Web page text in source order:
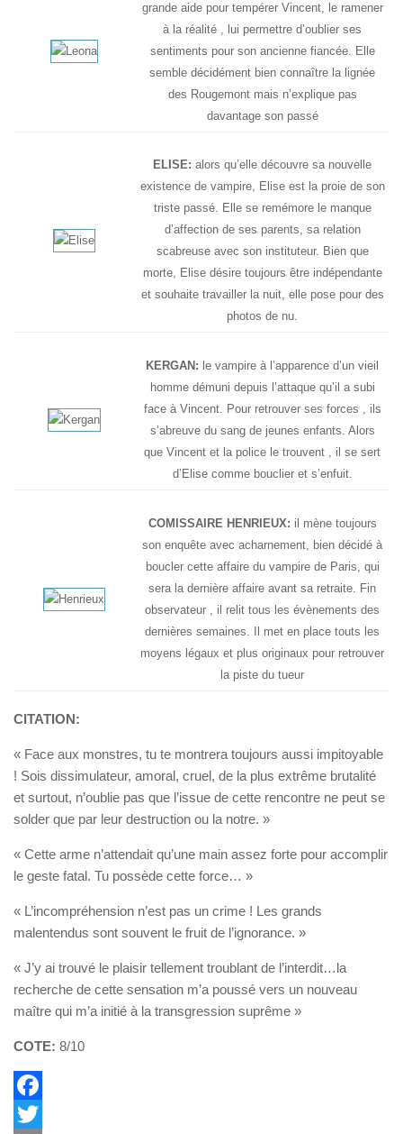
grande aide pour tempérer Vincent, le ramener
à la réalité , lui permettre d’oublier ses
sentiments pour son ancienne fiancée. Elle
semble décidément bien connaître la lignée
des Rougemont mais n’explique pas
davantage son passé
ELISE: alors qu’elle découvre sa nouvelle
existence de vampire, Elise est la proie de son
triste passé. Elle se remémore le manque
d’affection de ses parents, sa relation
scabreuse avec son instituteur. Bien que
morte, Elise désire toujours être indépendante
et souhaite travailler la nuit, elle pose pour des
photos de nu.
KERGAN: le vampire à l’apparence d’un vieil
homme démuni depuis l’attaque qu’il a subi
face à Vincent. Pour retrouver ses forces , ils
s’abreuve du sang de jeunes enfants. Alors
que Vincent et la police le trouvent , il se sert
d’Elise comme bouclier et s’enfuit.
COMISSAIRE HENRIEUX: il mène toujours
son enquête avec acharnement, bien décidé à
boucler cette affaire du vampire de Paris, qui
sera la dernière affaire avant sa retraite. Fin
observateur , il relit tous les évènements des
dernières semaines. Il met en place touts les
moyens légaux et plus originaux pour retrouver
la piste du tueur
CITATION:
« Face aux monstres, tu te montrera toujours aussi impitoyable
! Sois dissimulateur, amoral, cruel, de la plus extrême brutalité
et surtout, n’oublie pas que l’issue de cette rencontre ne peut se
solder que par leur destruction ou la notre. »
« Cette arme n’attendait qu’une main assez forte pour accomplir
le geste fatal. Tu possède cette force… »
« L’incompréhension n’est pas un crime ! Les grands
malentendus sont souvent le fruit de l’ignorance. »
« J’y ai trouvé le plaisir tellement troublant de l’interdit…la
recherche de cette sensation m’a poussé vers un nouveau
maître qui m’a initié à la transgression suprême »
COTE: 8/10
Facebook